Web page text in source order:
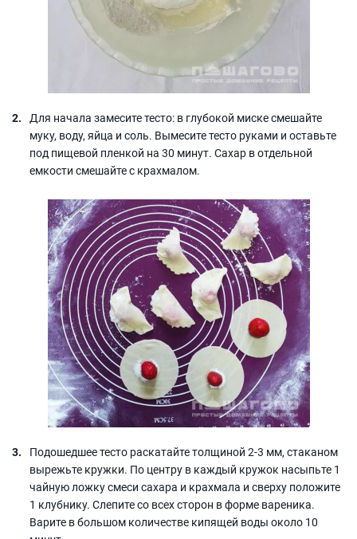
Для начала замесите тесто: в глубокой миске смешайте
муку, воду, яйца и соль. Вымесите тесто руками и оставьте
под пищевой пленкой на 30 минут. Сахар в отдельной
емкости смешайте с крахмалом.
Подошедшее тесто раскатайте толщиной 2-3 мм, стаканом
вырежьте кружки. По центру в каждый кружок насыпьте 1
чайную ложку смеси сахара и крахмала и сверху положите
1 клубнику. Слепите со всех сторон в форме вареника.
Варите в большом количестве кипящей воды около 10